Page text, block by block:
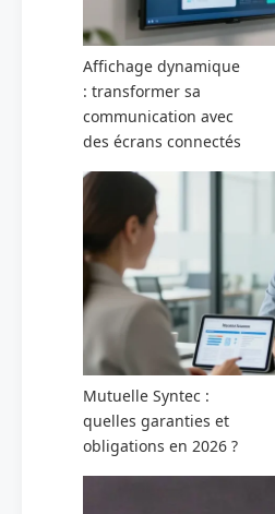
Affichage dynamique
: transformer sa
communication avec
des écrans connectés
Mutuelle Syntec :
quelles garanties et
obligations en 2026 ?